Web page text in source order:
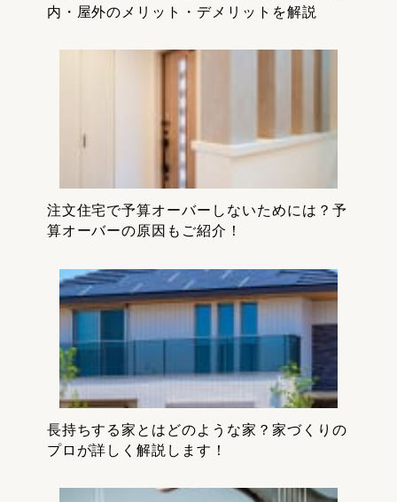
内・屋外のメリット・デメリットを解説
注文住宅で予算オーバーしないためには？予
算オーバーの原因もご紹介！
長持ちする家とはどのような家？家づくりの
プロが詳しく解説します！